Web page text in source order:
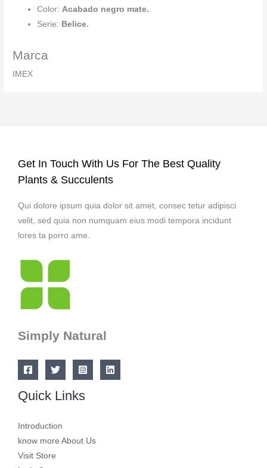
Color:Acabado negro mate.
Serie: Belice.
Marca
IMEX
Get In Touch With Us For The Best Quality
Plants & Succulents
Qui dolore ipsum quia dolor sit amet, consec tetur adipisci
velit, sed quia non numquam eius modi tempora incidunt
lores ta porro ame.
Simply Natural
Quick Links
Introduction
know more About Us
Visit Store